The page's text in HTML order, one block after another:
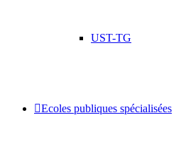
UST-TG
Ecoles publiques spécialisées